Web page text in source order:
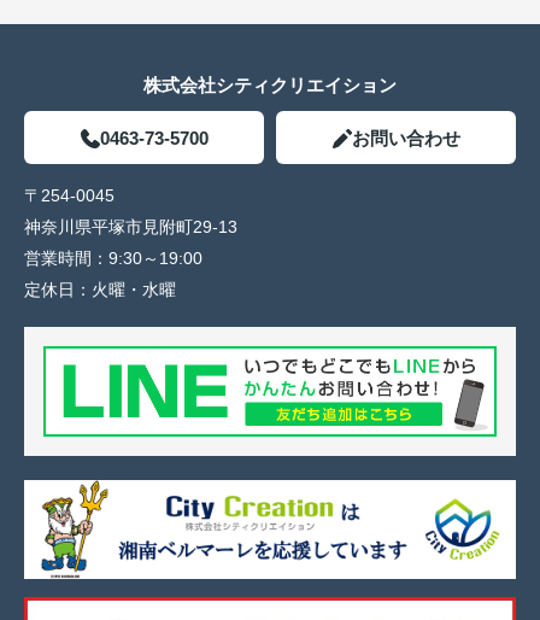
株式会社シティクリエイション
0463-73-5700 お問い合わせ
〒254-0045
神奈川県平塚市見附町29-13
営業時間： 9:30～19:00
定休日： 火曜・水曜